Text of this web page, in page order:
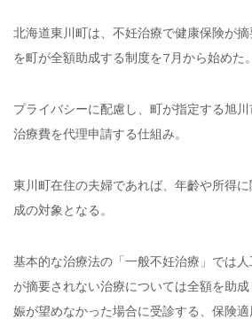
北海道東川町は、不妊治療で健康保険が
を町が全額助成する制度を7月から始めた。
プライバシーに配慮し、町が指定する旭
治療費を代理申請する仕組み。
東川町在住の夫婦であれば、年齡や所得
成の対象となる。
基本的な治療法の「一般不妊治療」では
が摘要されない治療については全額を助
娠が望めなかった場合に受診する、保険